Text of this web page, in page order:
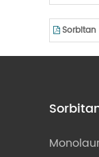
Sorbitan